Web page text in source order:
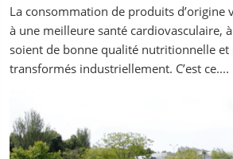
La consommation de produits d’origine
à une meilleure santé cardiovasculaire,
soient de bonne qualité nutritionnelle et
transformés industriellement. C’est ce....